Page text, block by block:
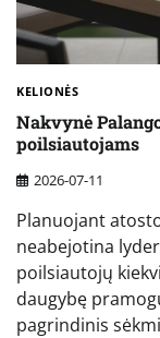
KELIONĖS
Nakvynė
poilsiautojams
2026-07-11
Planuojant
neabejotina
poilsiautojų
daugybę
pagrindinis